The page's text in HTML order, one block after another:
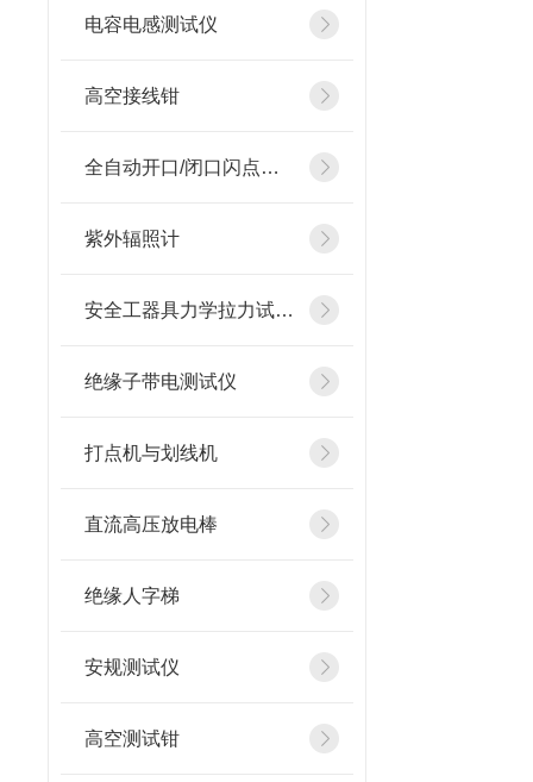
电容电感测试仪
高空接线钳
全自动开口/闭口闪点测定仪
紫外辐照计
安全工器具力学拉力试验机
绝缘子带电测试仪
打点机与划线机
直流高压放电棒
绝缘人字梯
安规测试仪
高空测试钳